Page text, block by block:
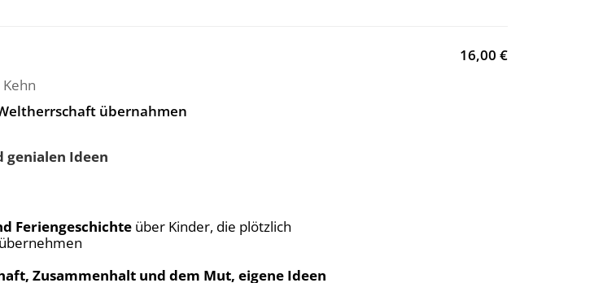
Kehn
übernahmen
genialen Ideen
Feriengeschichteüber Kinder, die plötzlich
Zusammenhalt und dem Mut, eigene Ideen
16,00 €